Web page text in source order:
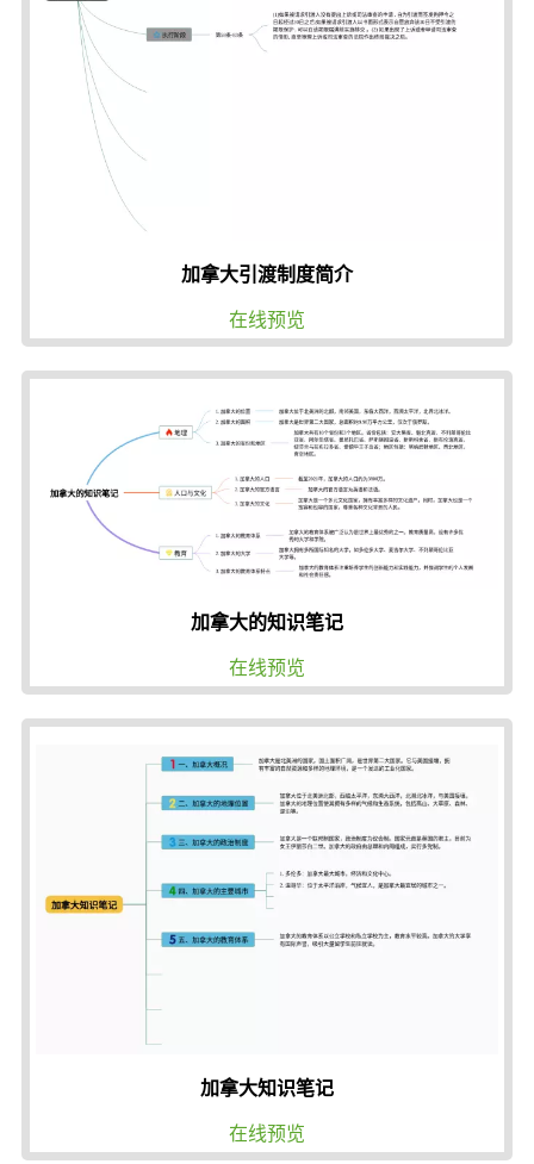
加拿大引渡制度简介
在线预览
加拿大的知识笔记
在线预览
加拿大知识笔记
在线预览